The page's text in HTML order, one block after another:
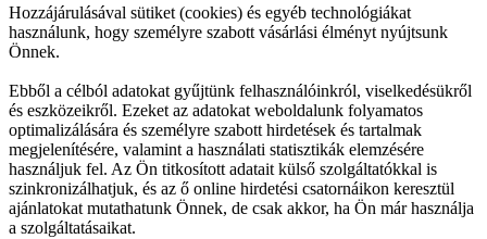
Hozzájárulásával sütiket (cookies) és egyéb technológiákat
használunk, hogy személyre szabott vásárlási élményt nyújtsunk
Önnek.
Ebből a célból adatokat gyűjtünk felhasználóinkról, viselkedésükről
és eszközeikről. Ezeket az adatokat weboldalunk folyamatos
optimalizálására és személyre szabott hirdetések és tartalmak
megjelenítésére, valamint a használati statisztikák elemzésére
használjuk fel. Az Ön titkosított adatait külső szolgáltatókkal is
szinkronizálhatjuk, és az ő online hirdetési csatornáikon keresztül
ajánlatokat mutathatunk Önnek, de csak akkor, ha Ön már használja
a szolgáltatásaikat.